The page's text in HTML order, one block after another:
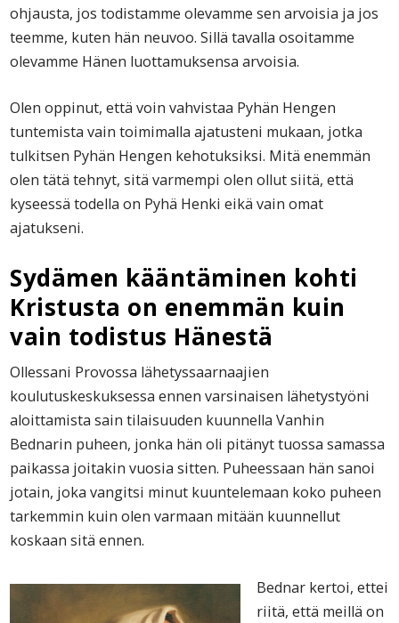
ohjausta, jos todistamme olevamme sen arvoisia ja jos
teemme, kuten hän neuvoo. Sillä tavalla osoitamme
olevamme Hänen luottamuksensa arvoisia.
Olen oppinut, että voin vahvistaa Pyhän Hengen
tuntemista vain toimimalla ajatusteni mukaan, jotka
tulkitsen Pyhän Hengen kehotuksiksi. Mitä enemmän
olen tätä tehnyt, sitä varmempi olen ollut siitä, että
kyseessä todella on Pyhä Henki eikä vain omat
ajatukseni.
Sydämen kääntäminen kohti
Kristusta on enemmän kuin
vain todistus Hänestä
Ollessani Provossa lähetyssaarnaajien
koulutuskeskuksessa ennen varsinaisen lähetystyöni
aloittamista sain tilaisuuden kuunnella Vanhin
Bednarin puheen, jonka hän oli pitänyt tuossa samassa
paikassa joitakin vuosia sitten. Puheessaan hän sanoi
jotain, joka vangitsi minut kuuntelemaan koko puheen
tarkemmin kuin olen varmaan mitään kuunnellut
koskaan sitä ennen.
Bednar kertoi, ettei
riitä, että meillä on